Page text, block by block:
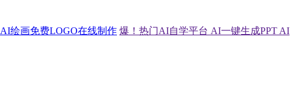
AI绘画免费LOGO在线制作 爆！热门AI自学平台 AI一键生成PPT AI